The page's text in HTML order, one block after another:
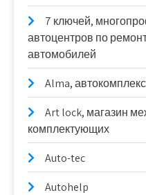
7 ключей,
автоцентров по
автомобилей
Alma, автокомплекс
Art lock, магазин
комплектующих
Auto-tec
Autohelp